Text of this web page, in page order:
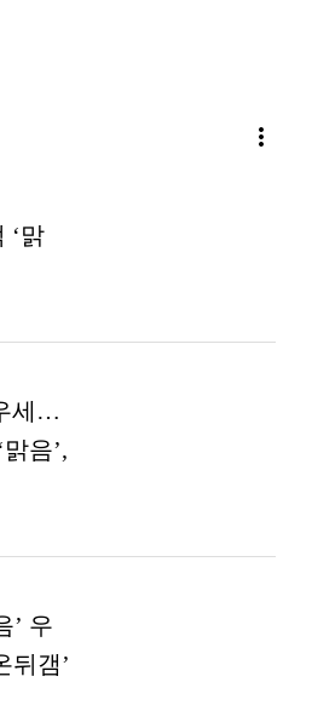
more_vert
‘맑
세…
음’,
’ 우
뒤갬’